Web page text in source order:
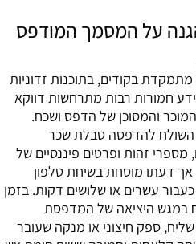
על המסמך המודפס
בקודים, בתוכנות זדוניות
חמורות רבות מתרחשות דווקא
והמסוכן של הדפס ושכח.
השולח להדפסה טבלת שכר
מספרי זהות ופרטים פיננסיים של
דעתו מוסחת בשיחת טלפון
עשרים או שלושים דקות. בזמן
במגש היציאה של המדפסת
ספק חיצוני או מנקה שעובר